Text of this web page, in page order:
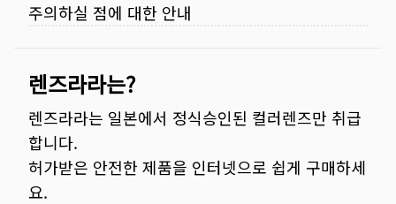
주의하실 점에 대한 안내
렌즈라라는?
렌즈라라는 일본에서 정식승인된 컬러렌즈만 취급
합니다.
허가받은 안전한 제품을 인터넷으로 쉽게 구매하세
요.